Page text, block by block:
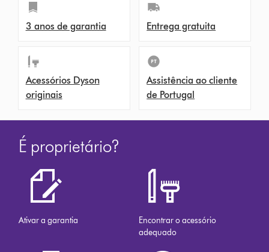
3 anos de garantia Entrega gratuita
Acessórios Dyson
originais
Assistência ao cliente
de Portugal
É proprietário?
Ativar a garantia
Encontrar o acessório
adequado